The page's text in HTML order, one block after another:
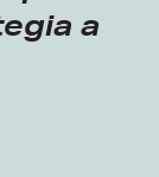
a